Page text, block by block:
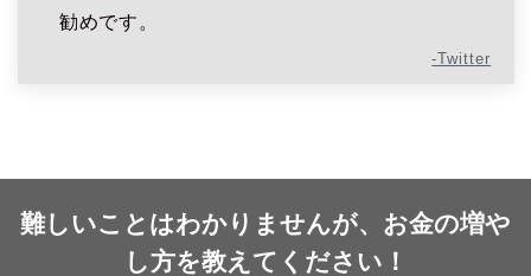
勧めです。
-Twitter
難しいことはわかりませんが、お金の増や
し方を教えてください！